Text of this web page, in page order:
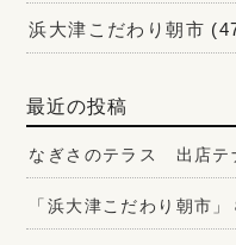
浜大津こだわり朝市
最近の投稿
なぎさのテラス 出店テ
「浜大津こだわり朝市